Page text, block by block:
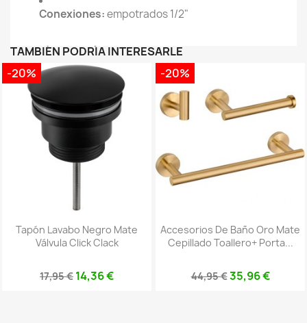
Conexiones:empotrados 1/2"
TAMBIÉN PODRÍA INTERESARLE
Tapón Lavabo Negro Mate
Válvula Click Clack
17,95 € 14,36 €
-20%
Accesorios De Baño Oro Mate
Cepillado Toallero+ Porta...
44,95 €35,96 €
-20%